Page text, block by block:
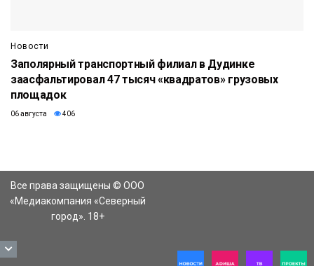
Новости
Заполярный транспортный филиал в Дудинке
заасфальтировал 47 тысяч «квадратов» грузовых
площадок
06 августа 406
Все права защищены © ООО
«Медиакомпания «Северный
город». 18+